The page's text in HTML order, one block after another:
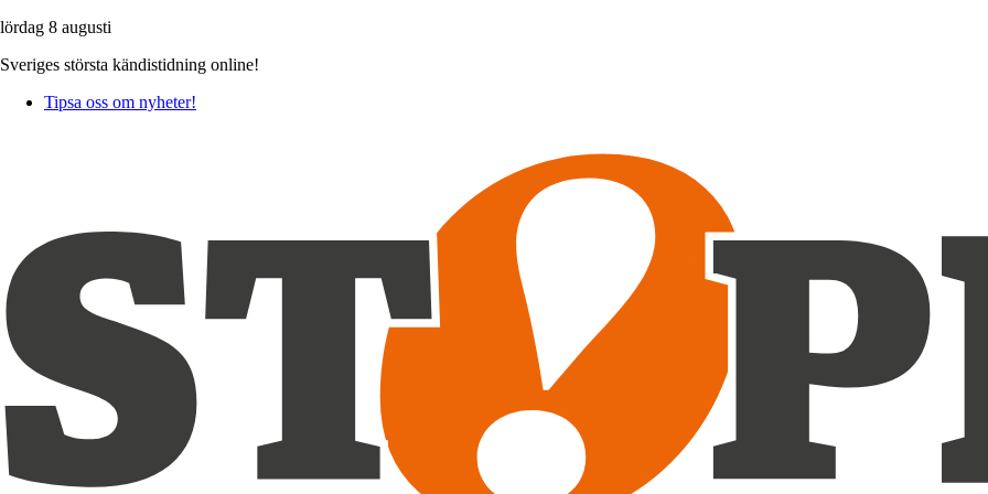
lördag 8 augusti
Sveriges största kändistidning online!
Tipsa oss om nyheter!